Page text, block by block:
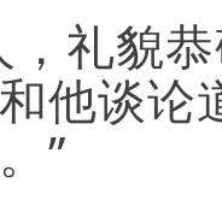
，礼貌
他谈论
”